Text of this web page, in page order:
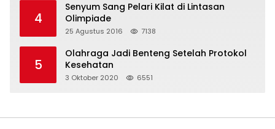
4
Senyum Sang Pelari Kilat di Lintasan
Olimpiade
25 Agustus 2016 7138
5
Olahraga Jadi Benteng Setelah Protokol
Kesehatan
3 Oktober 2020 6551